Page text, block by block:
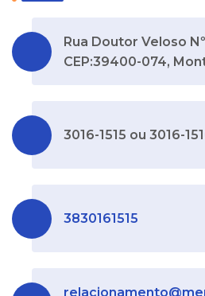
Rua Doutor Veloso
CEP:39400-074,
3016-1515 ou 3016-
3830161515